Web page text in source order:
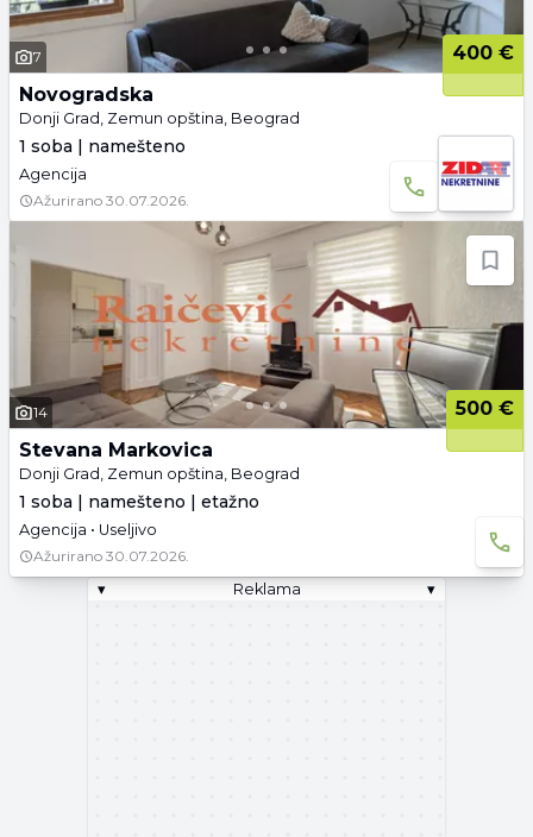
7
400 €
Novogradska
Donji Grad, Zemun opština, Beograd
1 soba | namešteno
Agencija
Ažurirano 30.07.2026.
14
500 €
Stevana Markovica
Donji Grad, Zemun opština, Beograd
1 soba | namešteno | etažno
Agencija • Useljivo
Ažurirano 30.07.2026.
▾
Reklama ▾